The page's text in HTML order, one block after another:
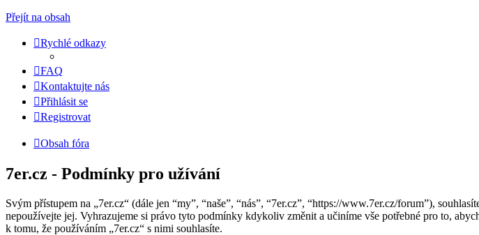
Přejít na obsah
Rychlé odkazy
FAQ
Kontaktujte nás
Přihlásit se
Registrovat
Obsah fóra
7er.cz - Podmínky pro užívání
Svým přístupem na „7er.cz“ (dále jen “my”, “naše”, “nás”, “7er.cz”, “https://www.7er.cz/forum”),
nepoužívejte jej. Vyhrazujeme si právo tyto podmínky kdykoliv změnit a učiníme vše potřebné pro to,
k tomu, že používáním „7er.cz“ s nimi souhlasíte.